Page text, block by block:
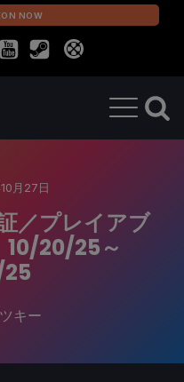
NOW
月27日
／プレイアブ
10/20/25～
キー